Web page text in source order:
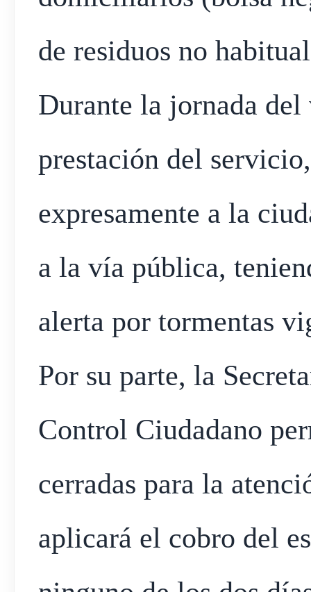
de residuos no
Durante la jornada
prestación del
expresamente a la
a la vía pública,
alerta por tormentas
Por su parte, la
Control Ciudadano
cerradas para la
aplicará el cobro del